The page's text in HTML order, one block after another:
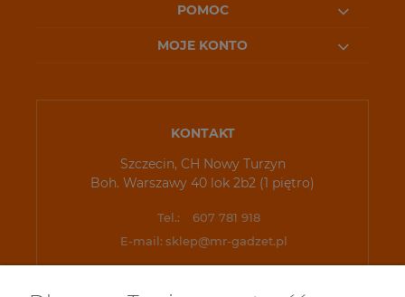
POMOC
MOJE KONTO
KONTAKT
Szczecin, CH Nowy Turzyn
Boh. Warszawy 40 lok 2b2 (1 piętro)
Tel.:
607 781 918
E-mail: sklep@mr-gadzet.pl